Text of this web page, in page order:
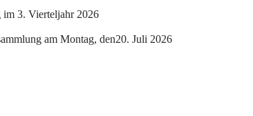
im 3. Vierteljahr 2026
am Montag, den20. Juli 2026